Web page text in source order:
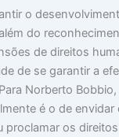
o
do
de direitos
de se garantir a
Norberto
é o de
proclamar os